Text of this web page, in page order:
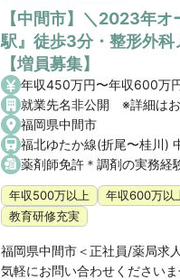
【中間市】＼2023年
駅』徒歩3分・整形外科
【増員募集】
年収450万円〜年収600万
就業先名非公開 ※詳細は
福岡県中間市
福北ゆたか線(折尾〜桂川)
薬剤師免許＊調剤の実務経
年収500万以上 年収600万以
教育研修充実
福岡県中間市＜正社員/薬局求
気軽にお問い合わせください